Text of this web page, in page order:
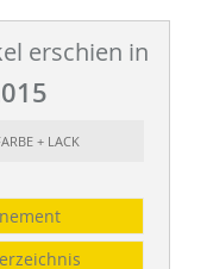
erschien in
+ LACK